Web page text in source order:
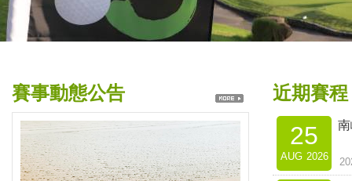
賽事動態公告 近期賽程
2026
AUG
25